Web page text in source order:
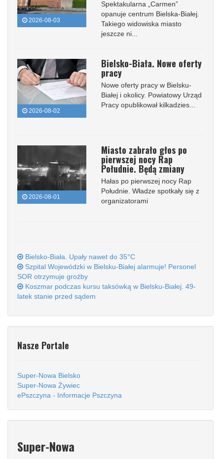
2026-08-03
Spektakularna „Carmen”
opanuje centrum Bielska-Białej.
Takiego widowiska miasto
jeszcze ni...
2026-08-02
Bielsko-Biała. Nowe oferty
pracy
Nowe oferty pracy w Bielsku-
Białej i okolicy. Powiatowy Urząd
Pracy opublikował kilkadzies...
2026-08-01
Miasto zabrało głos po
pierwszej nocy Rap
Południe. Będą zmiany
Hałas po pierwszej nocy Rap
Południe. Władze spotkały się z
organizatorami
Bielsko-Biała. Upały nawet do 35°C
Szpital Wojewódzki w Bielsku-Białej alarmuje! Personel
SOR otrzymuje groźby
Koszmar podczas kursu taksówką w Bielsku-Białej. 49-
latek stanie przed sądem
Nasze Portale
Super-Nowa Bielsko
Super-Nowa Żywiec
ePszczyna - Informacje Pszczyna
Super-Nowa